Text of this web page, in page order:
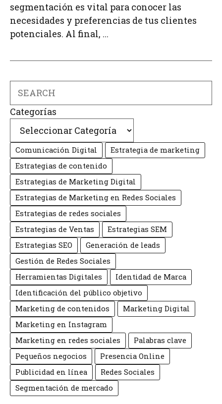
segmentación es vital para conocer las
necesidades y preferencias de tus clientes
potenciales. Al final, ...
Search
Categorías
Comunicación Digital
Estrategia de marketing
Estrategias de contenido
Estrategias de Marketing Digital
Estrategias de Marketing en Redes Sociales
Estrategias de redes sociales
Estrategias de Ventas
Estrategias SEM
Estrategias SEO
Generación de leads
Gestión de Redes Sociales
Herramientas Digitales
Identidad de Marca
Identificación del público objetivo
Marketing de contenidos
Marketing Digital
Marketing en Instagram
Marketing en redes sociales
Palabras clave
Pequeños negocios
Presencia Online
Publicidad en línea
Redes Sociales
Segmentación de mercado